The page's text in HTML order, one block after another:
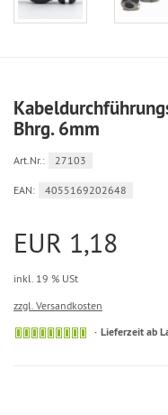
Bhrg. 6mm
Art.Nr.: 27103
EAN: 4055169202648
EUR 1,18
inkl. 19 % USt
zzgl. Versandkosten
Sofort
Lieferzeit ab